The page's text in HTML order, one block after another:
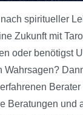
spiritueller
Zukunft mit
oder benötigst
Wahrsagen?
Beratungen und